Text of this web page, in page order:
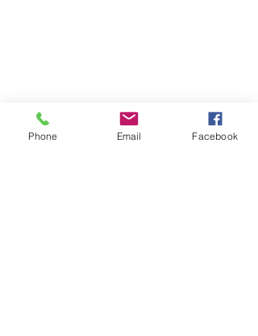
Phone Email Facebook